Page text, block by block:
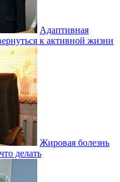
Адаптивная
к активной жизни
Жировая болезнь
делать